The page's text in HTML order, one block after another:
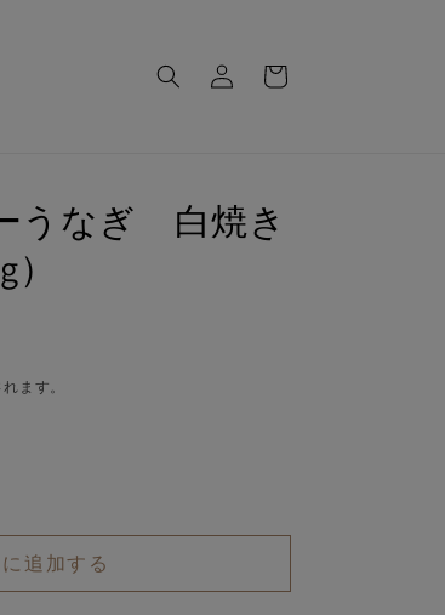
グ
イ
ー
うなぎ 白焼き
ます。
追加する